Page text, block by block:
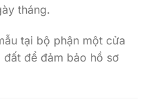
tháng.
tại bộ phận một cửa
đất để đảm bảo hồ sơ